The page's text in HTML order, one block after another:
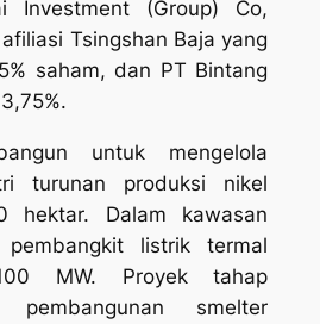
Investment (Group) Co,
Tsingshan Baja yang
saham, dan PT Bintang
untuk mengelola
turunan produksi nikel
hektar. Dalam kawasan
listrik termal
MW. Proyek tahap
smelter